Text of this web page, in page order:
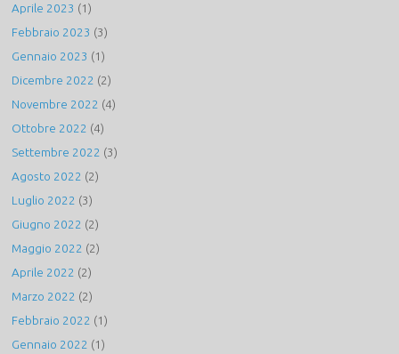
Aprile 2023 (1)
Febbraio 2023 (3)
Gennaio 2023 (1)
Dicembre 2022 (2)
Novembre 2022 (4)
Ottobre 2022 (4)
Settembre 2022 (3)
Agosto 2022 (2)
Luglio 2022 (3)
Giugno 2022 (2)
Maggio 2022 (2)
Aprile 2022 (2)
Marzo 2022 (2)
Febbraio 2022 (1)
Gennaio 2022 (1)